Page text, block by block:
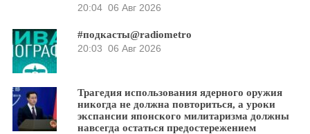
20:04 06 Авг 2026
#подкасты@radiometro
20:03 06 Авг 2026
Трагедия использования ядерного оружия
никогда не должна повториться, а уроки
экспансии японского милитаризма должны
навсегда остаться предостережением